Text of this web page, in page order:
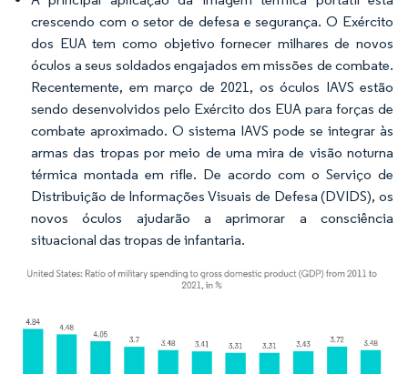
crescendo com o setor de defesa e segurança. O Exército
dos EUA tem como objetivo fornecer milhares de novos
óculos a seus soldados engajados em missões de combate.
Recentemente, em março de 2021, os óculos IAVS estão
sendo desenvolvidos pelo Exército dos EUA para forças de
combate aproximado. O sistema IAVS pode se integrar às
armas das tropas por meio de uma mira de visão noturna
térmica montada em rifle. De acordo com o Serviço de
Distribuição de Informações Visuais de Defesa (DVIDS), os
novos óculos ajudarão a aprimorar a consciência
situacional das tropas de infantaria.